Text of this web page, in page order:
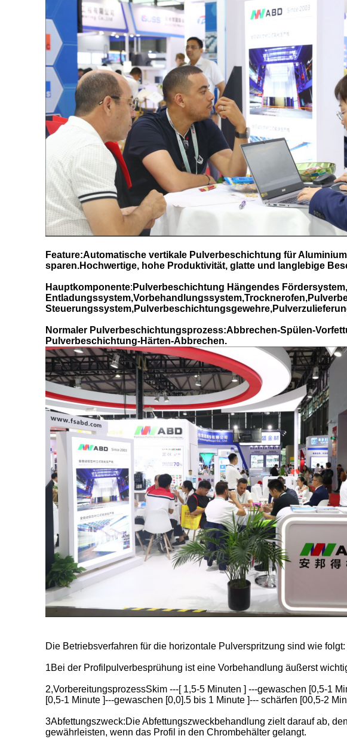
Feature:Automatische vertikale Pulverbeschichtung für
sparen.Hochwertige, hohe Produktivität, glatte und langlebige
Hauptkomponente: Pulverbeschichtung Hängendes
Normaler Pulverbeschichtungsprozess:Abbrechen-Spülen-
Pulverbeschichtung-Härten-Abbrechen.
Die Betriebsverfahren für die horizontale Pulverspritzung sind wie folgt:
1Bei der Profilpulverbesprühung ist eine Vorbehandlung äußerst
2,VorbereitungsprozessSkim ---[ 1,5-5 Minuten ] ---gewaschen [0,5-1
[0,5-1 Minute ]---gewaschen [0,0].5 bis 1 Minute ]--- schärfen [00,5-2
3Abfettungszweck:Die Abfettungszweckbehandlung zielt darauf ab,
gewährleisten, wenn das Profil in den Chrombehälter gelangt.